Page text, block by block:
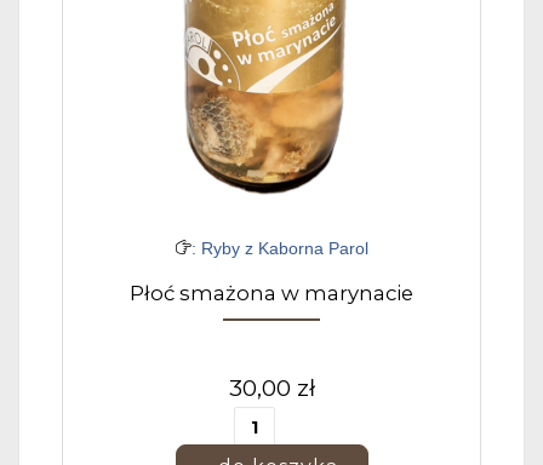
: Ryby z Kaborna Parol
Płoć smażona w marynacie
30,00 zł